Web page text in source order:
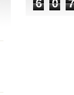
6 0 7